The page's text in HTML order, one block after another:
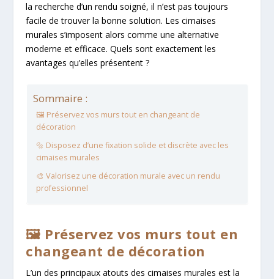
la recherche d’un rendu soigné, il n’est pas toujours
facile de trouver la bonne solution. Les cimaises
murales s’imposent alors comme une alternative
moderne et efficace. Quels sont exactement les
avantages qu’elles présentent ?
Sommaire :
🖼️ Préservez vos murs tout en changeant de
décoration
🔩 Disposez d’une fixation solide et discrète avec les
cimaises murales
🎨 Valorisez une décoration murale avec un rendu
professionnel
🖼️ Préservez vos murs tout en
changeant de décoration
L’un des principaux atouts des cimaises murales est la